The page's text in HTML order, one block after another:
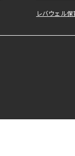
レバウェル